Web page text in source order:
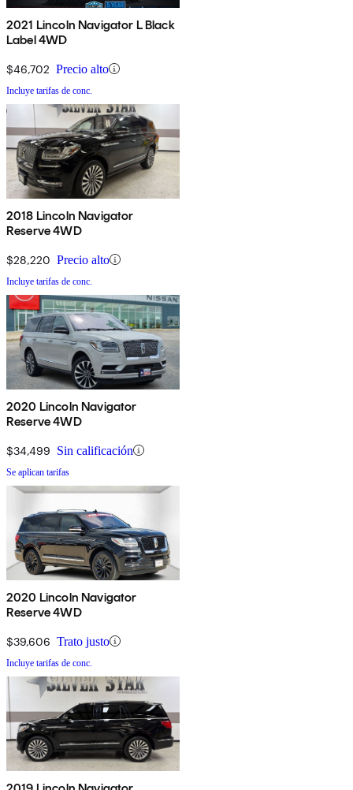
2021 Lincoln Navigator L Black
Label 4WD
$46,702 Precio alto
Incluye tarifas de conc.
2018 Lincoln Navigator
Reserve 4WD
$28,220 Precio alto
Incluye tarifas de conc.
2020 Lincoln Navigator
Reserve 4WD
$34,499 Sin calificación
Se aplican tarifas
2020 Lincoln Navigator
Reserve 4WD
$39,606 Trato justo
Incluye tarifas de conc.